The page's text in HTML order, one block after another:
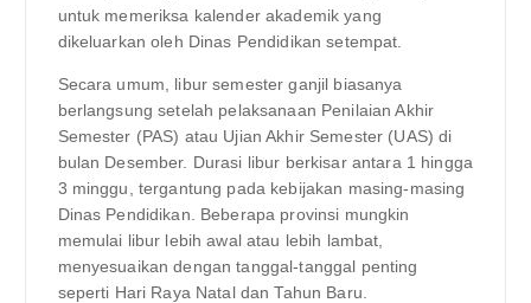
untuk memeriksa kalender akademik yang
dikeluarkan oleh Dinas Pendidikan setempat.
Secara umum, libur semester ganjil biasanya
berlangsung setelah pelaksanaan Penilaian Akhir
Semester (PAS) atau Ujian Akhir Semester (UAS) di
bulan Desember. Durasi libur berkisar antara 1 hingga
3 minggu, tergantung pada kebijakan masing-masing
Dinas Pendidikan. Beberapa provinsi mungkin
memulai libur lebih awal atau lebih lambat,
menyesuaikan dengan tanggal-tanggal penting
seperti Hari Raya Natal dan Tahun Baru.